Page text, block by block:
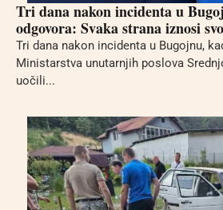
Tri dana nakon incidenta u
odgovora: Svaka strana iznosi
Tri dana nakon incidenta u Bugojnu,
Ministarstva unutarnjih poslova
uočili...